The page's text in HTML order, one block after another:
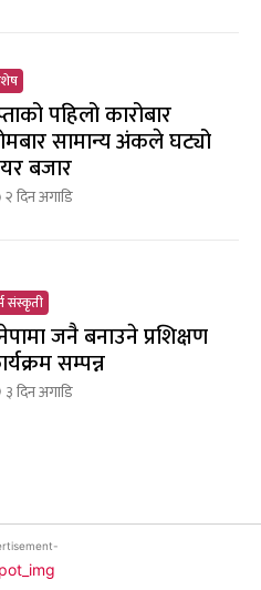
पहिलो कारोबार
सामान्य अंकले घट्यो
बजार
२ दिनअगाडि
संस्कृती
जनै बनाउने प्रशिक्षण
सम्पन्न
३ दिनअगाडि